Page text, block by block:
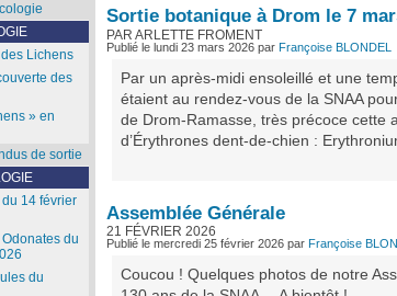
Sortie botanique à Drom le 7
PAR ARLETTE FROMENT
Publié le lundi 23 mars 2026 par Françoise BLONDEL
Par un après-midi ensoleillé et une
étaient au rendez-vous de la SNAA
de Drom-Ramasse, très précoce cette
d’Érythrones dent-de-chien :
Assemblée Générale
21 FÉVRIER 2026
Publié le mercredi 25 février 2026 par Françoise
Coucou ! Quelques photos de notre
Lichens
des
» en
de sortie
14 février
du
du